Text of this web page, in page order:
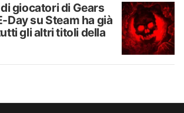
giocatori di Gears
Day su Steam ha già
gli altri titoli della